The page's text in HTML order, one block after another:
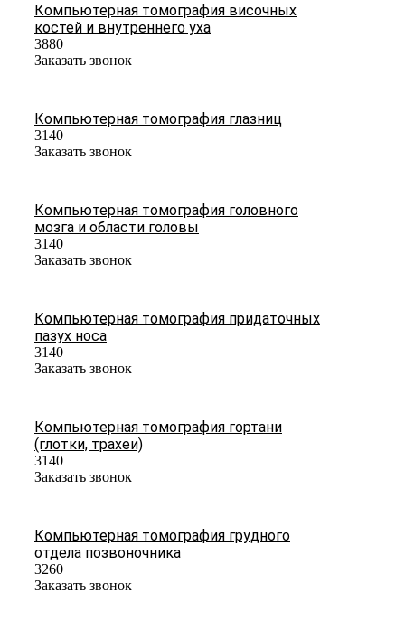
Компьютерная томография височных
костей и внутреннего уха
3880
Заказать звонок
Компьютерная томография глазниц
3140
Заказать звонок
Компьютерная томография головного
мозга и области головы
3140
Заказать звонок
Компьютерная томография придаточных
пазух носа
3140
Заказать звонок
Компьютерная томография гортани
(глотки, трахеи)
3140
Заказать звонок
Компьютерная томография грудного
отдела позвоночника
3260
Заказать звонок